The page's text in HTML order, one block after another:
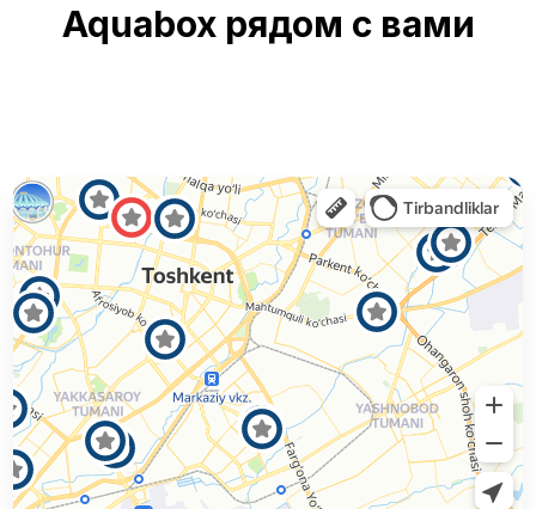
Aquabox рядом с вами